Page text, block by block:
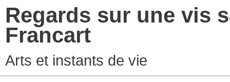
Regards sur une vis
Francart
Arts et instants de vie